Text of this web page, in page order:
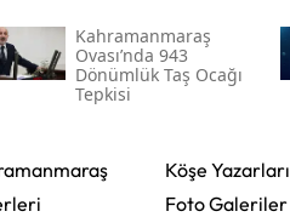
Kahramanmaraş
Ovası’nda 943
Dönümlük Taş Ocağı
Tepkisi
Köşe Yazarları
Foto Galeriler